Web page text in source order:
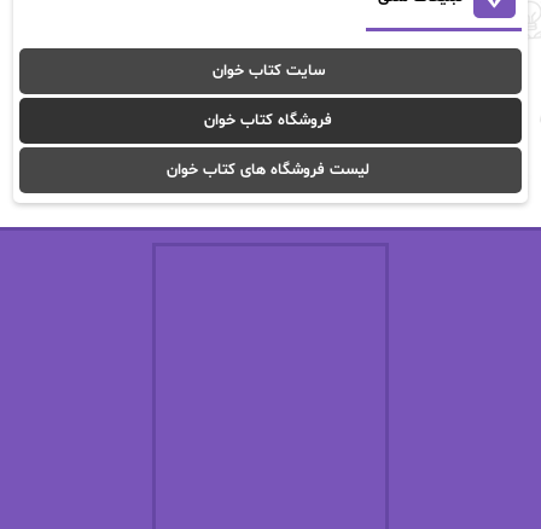
آوا موسوی آیدا (Aixi)
آیدا باقری آیسان صادقی
ا_اصغر زاده ا_اصغرزاده
اریک مورگنشترن از نیلوفر لاری
سایت کتاب خوان
فروشگاه کتاب خوان
لیست فروشگاه های کتاب خوان